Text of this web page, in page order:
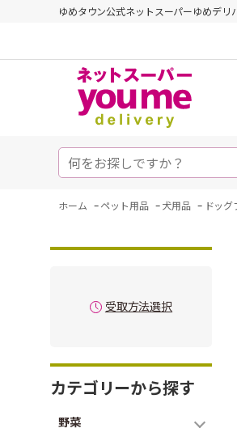
ゆめタウン公式ネットスーパーゆめデリ
ホーム - ペット用品 - 犬用品 - ドッグ
受取方法選択
カテゴリーから探す
野菜